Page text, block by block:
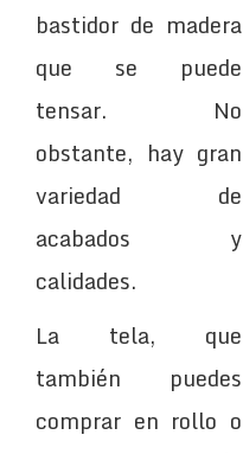
bastidor de madera
que se puede
tensar. No
obstante, hay gran
variedad de
acabados y
calidades.
La tela, que
también puedes
comprar en rollo o